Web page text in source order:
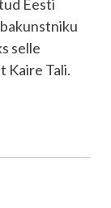
Eesti
selle
Kaire Tali.